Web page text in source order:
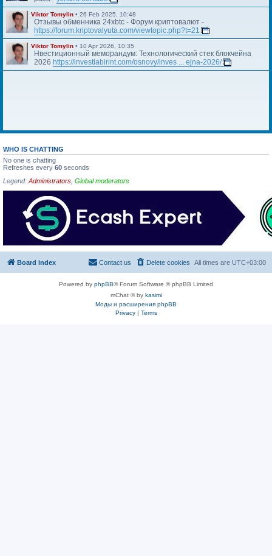
Viktor Tomylin • 26 Feb 2025, 10:48
Отзывы обменника 24xbtc - Форум криптовалют -
https://forum.kriptovalyuta.com/viewtopic.php?t=21
Viktor Tomylin • 10 Apr 2026, 10:35
Нвестиционный меморандум: Технологический стек блокчейна
2026 https://investlabirint.com/osnovy/inves ... ejna-2026/
WHO IS CHATTING
No one is chatting
Refreshes every 60 seconds
Legend: Administrators Global moderators
Board index All times are UTC+03:00
Delete cookies
Contact us
Powered by phpBB® Forum Software © phpBB Limited
mChat © by kasimi
Моды и расширения phpBB
Privacy| Terms